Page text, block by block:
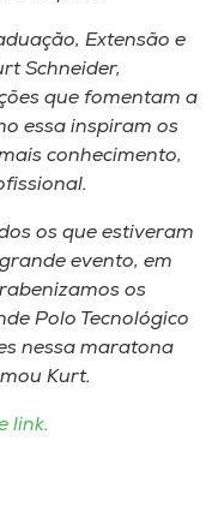
Extensão e
Schneider,
que fomentam a
essa inspiram os
conhecimento,
os que estiveram
evento, em
os
Polo Tecnológico
nessa maratona
Kurt.
link.